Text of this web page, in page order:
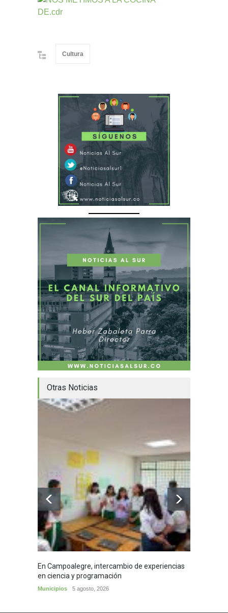
Cultura
Otras Noticias
En Campoalegre, intercambio de experiencias
en ciencia y programación
Municipios 5 agosto, 2026